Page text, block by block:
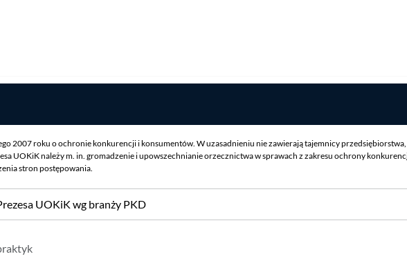
2007 roku o ochronie konkurencji i konsumentów. W uzasadnieniu nie zawierają tajemnicy
UOKiK należy m. in. gromadzenie i upowszechnianie orzecznictwa w sprawach z zakresu ochrony
stron postępowania.
UOKiK wg branży PKD